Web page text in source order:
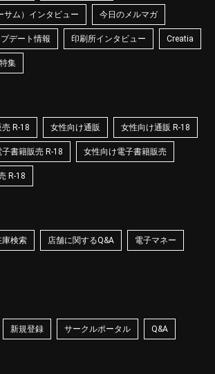
サム）インタビュー 今日のメルマガ
デート情報 印刷所インタビュー Creatia
集
R-18 女性向け通販 女性向け通販 R-18
子書籍販売 R-18 女性向け電子書籍販売
R-18
庫検索 店舗に関するQ&A 電子マネー
新規登録 サークルポータル Q&A